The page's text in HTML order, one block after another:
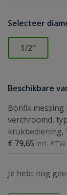
Selecteer
1/2″
Beschikbare
Bonfix
verchroomd,
krukbediening,
€ 79,65
Je hebt nog